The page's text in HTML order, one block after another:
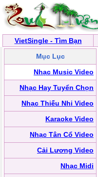
VietSingle - Tìm Bạn
Mục Lục
Nhạc Music Video
Nhạc Hay Tuyển Chọn
Nhạc Thiếu Nhi Video
Karaoke Video
Nhạc Tân Cổ Video
Cải Lương Video
Nhạc Midi